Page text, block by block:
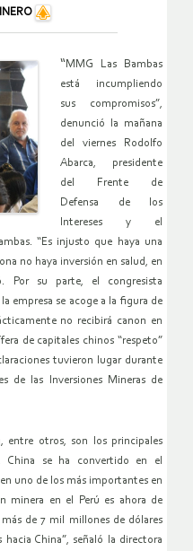
“MMG Las Bambas
está incumpliendo
sus compromisos”,
denunció la mañana
del viernes Rodolfo
Abarca, presidente
del Frente de
Defensa de los
Intereses y el
“Es injusto que haya una
no haya inversión en salud, en
Por su parte, el congresista
empresa se acoge a la figura de
no recibirá canon en
de capitales chinos “respeto”
tuvieron lugar durante
de las Inversiones Mineras de
entre otros, son los principales
China se ha convertido en el
uno de los más importantes en
minera en el Perú es ahora de
de 7 mil millones de dólares
China”, señaló la directora